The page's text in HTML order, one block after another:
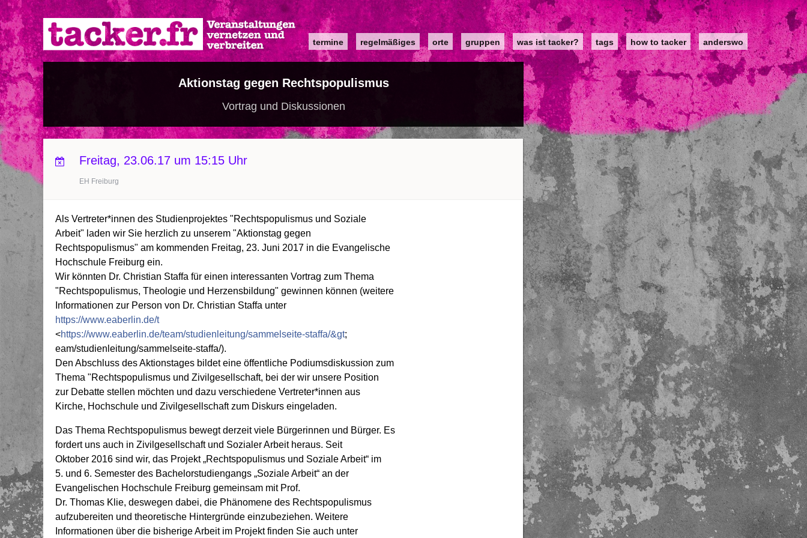
Direkt
zum
Inhalt
Main
navigation
termine regelmäßiges orte gruppen was ist tacker? tags how to tacker anderswo
Aktionstag gegen Rechtspopulismus
Vortrag und Diskussionen
Freitag, 23.06.17 um 15:15 Uhr
EH Freiburg
Als Vertreter*innen des Studienprojektes "Rechtspopulismus und Soziale
Arbeit" laden wir Sie herzlich zu unserem "Aktionstag gegen
Rechtspopulismus" am kommenden Freitag, 23. Juni 2017 in die Evangelische
Hochschule Freiburg ein.
Wir könnten Dr. Christian Staffa für einen interessanten Vortrag zum Thema
"Rechtspopulismus, Theologie und Herzensbildung" gewinnen können (weitere
Informationen zur Person von Dr. Christian Staffa unter
https://www.eaberlin.de/t
<https://www.eaberlin.de/team/studienleitung/sammelseite-staffa/&gt;
eam/studienleitung/sammelseite-staffa/).
Den Abschluss des Aktionstages bildet eine öffentliche Podiumsdiskussion zum
Thema "Rechtspopulismus und Zivilgesellschaft, bei der wir unsere Position
zur Debatte stellen möchten und dazu verschiedene Vertreter*innen aus
Kirche, Hochschule und Zivilgesellschaft zum Diskurs eingeladen.
Das Thema Rechtspopulismus bewegt derzeit viele Bürgerinnen und Bürger. Es
fordert uns auch in Zivilgesellschaft und Sozialer Arbeit heraus. Seit
Oktober 2016 sind wir, das Projekt „Rechtspopulismus und Soziale Arbeit“ im
5. und 6. Semester des Bachelorstudiengangs „Soziale Arbeit“ an der
Evangelischen Hochschule Freiburg gemeinsam mit Prof.
Dr. Thomas Klie, deswegen dabei, die Phänomene des Rechtspopulismus
aufzubereiten und theoretische Hintergründe einzubeziehen. Weitere
Informationen über die bisherige Arbeit im Projekt finden Sie auch unter